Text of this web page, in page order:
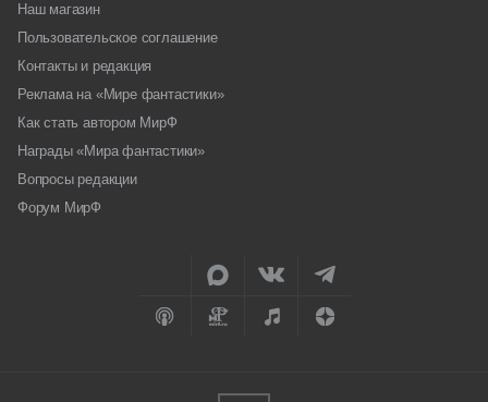
Наш магазин
Пользовательское соглашение
Контакты и редакция
Реклама на «Мире фантастики»
Как стать автором МирФ
Награды «Мира фантастики»
Вопросы редакции
Форум МирФ